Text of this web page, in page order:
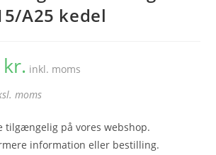
A25 kedel
kr. inkl. moms
moms
tilgængelig på vores webshop.
information eller bestilling.